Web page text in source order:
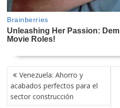
NAVEGACIÓN
DE
ENTRADAS
Venezuela: Ahorro y
acabados perfectos para el
sector construcción